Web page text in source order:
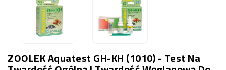
ZOOLEK Aquatest GH-KH (1010) - Test Na